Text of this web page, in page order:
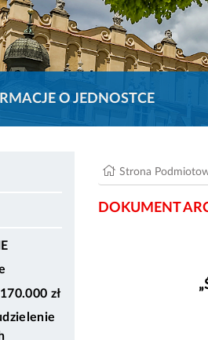
O JEDNOSTCE
zł
Strona
DOKUMENT